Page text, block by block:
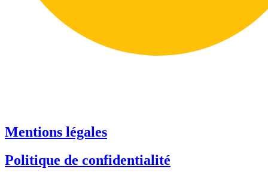
Mentions légales
Politique de confidentialité